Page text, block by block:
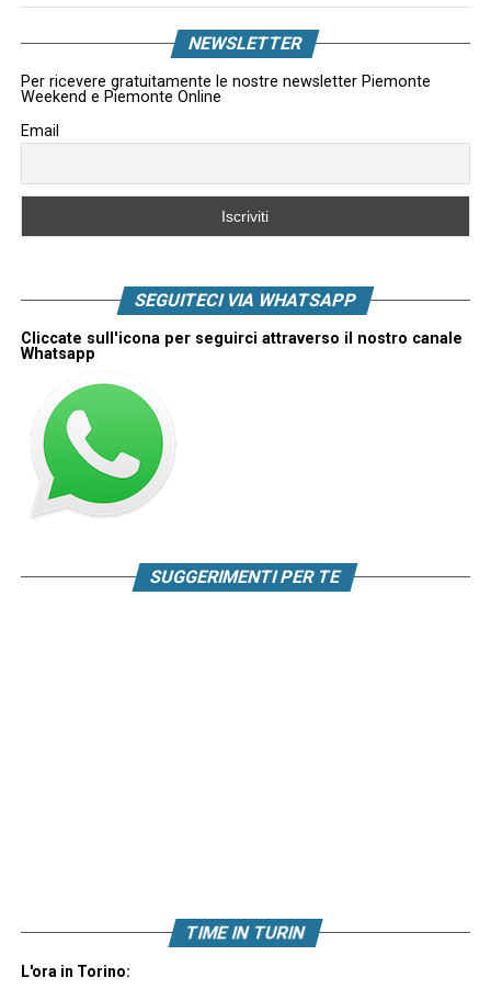
NEWSLETTER
Per ricevere gratuitamente le nostre newsletter Piemonte
Weekend e Piemonte Online
Email
SEGUITECI VIA WHATSAPP
Cliccate sull'icona per seguirci attraverso il nostro canale
Whatsapp
SUGGERIMENTI PER TE
TIME IN TURIN
L'ora in Torino: